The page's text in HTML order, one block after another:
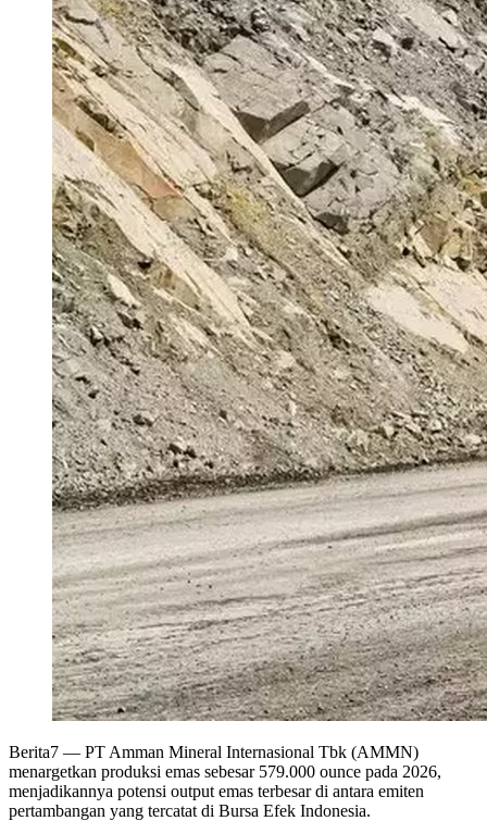
Berita7 — PT Amman Mineral Internasional Tbk (AMMN)
menargetkan produksi emas sebesar 579.000 ounce pada 2026,
menjadikannya potensi output emas terbesar di antara emiten
pertambangan yang tercatat di Bursa Efek Indonesia.